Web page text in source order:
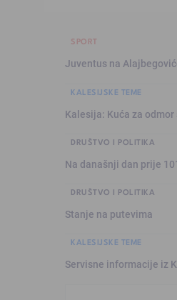
SPORT
Juventus na
KALESIJSKE TEME
Kalesija: Kuća za odmor
DRUŠTVO I POLITIKA
Na današnji dan prije
DRUŠTVO I POLITIKA
Stanje na putevima
KALESIJSKE TEME
Servisne informacije iz